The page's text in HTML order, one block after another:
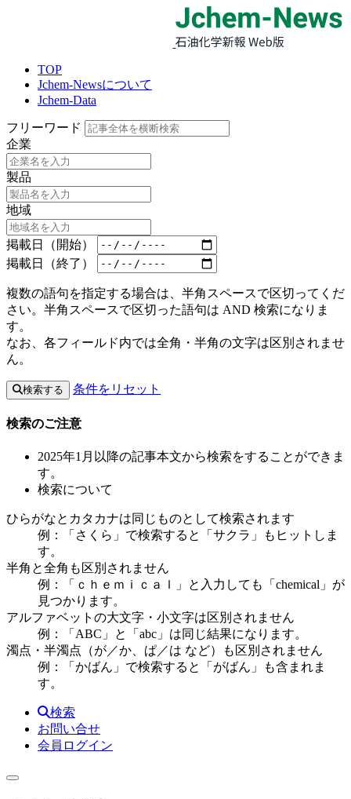
TOP
Jchem-Newsについて
Jchem-Data
フリーワード
企業
製品
地域
掲載日（開始）
掲載日（終了）
複数の語句を指定する場合は、半角スペースで区切ってくだ
さい。半角スペースで区切った語句は AND 検索になりま
す。
なお、各フィールド内では全角・半角の文字は区別されませ
ん。
検索する 条件をリセット
検索のご注意
2025年1月以降の記事本文から検索をすることができま
す。
検索について
ひらがなとカタカナは同じものとして検索されます
例：「さくら」で検索すると「サクラ」もヒットしま
す。
半角と全角も区別されません
例：「ｃｈｅｍｉｃａｌ」と入力しても「chemical」が
見つかります。
アルファベットの大文字・小文字は区別されません
例：「ABC」と「abc」は同じ結果になります。
濁点・半濁点（が／か、ぱ／は など）も区別されません
例：「かばん」で検索すると「がばん」も含まれま
す。
検索
お問い合せ
会員ログイン